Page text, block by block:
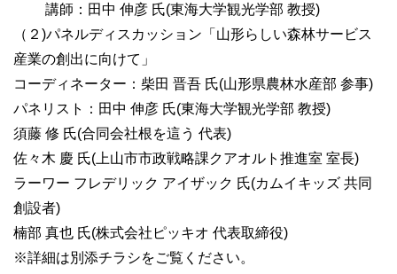
講師：田中 伸彦 氏(東海大学観光学部 教授)
（２)パネルディスカッション「山形らしい森林サービス
産業の創出に向けて」
コーディネーター：柴田 晋吾 氏(山形県農林水産部 参事)
パネリスト：田中 伸彦 氏(東海大学観光学部 教授)
須藤 修 氏(合同会社根を這う 代表)
佐々木 慶 氏(上山市市政戦略課クアオルト推進室 室長)
ラーワー フレデリック アイザック 氏(カムイキッズ 共同
創設者)
楠部 真也 氏(株式会社ピッキオ 代表取締役)
※詳細は別添チラシをご覧ください。